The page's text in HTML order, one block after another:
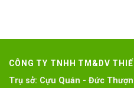
CÔNG TY TNHH TM&DV
Trụ sở: Cựu Quán - Đức